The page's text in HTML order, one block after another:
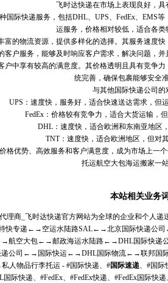
飞时达快递在市场上表现良好，
国际快递服务，包括DHL、UPS、FedEx、EMS
运服务，价格相对较低，适合各
富的物流资源，提供多样化的选择。其服务速度
客户服务，能够及时响应客户需求，解决问题，
户中享有较高的满意度。其价格透明且具有竞争
统完善，确保包裹能够安全
与其他国际快递公司的
UPS：速度快，服务好，适合快速送达需求，但
FedEx：价格较有竞争力，适合大货运输，
DHL：速度快，适合欧洲和东南亚地区
TNT：速度快，适合欧洲地区，但对
格优势、高效服务和客户满意度，成为市场上一
托运航空大包海运搬家一
本站相关业务
理商_飞时达快递官方网站为全球的企业和个人递
快专递 ←→ 空运水陆路SAL←→北京国际快递公司
航空大包←→邮政海运水陆路←→DHL国际快递
公司 ←→ 国际快运←→DHL国际物流←→联邦国
私人物品行李托运 - #国际快递、#国际速递、#国际
际快递、#FedEx、#FedEx快递、#FedEx国际快